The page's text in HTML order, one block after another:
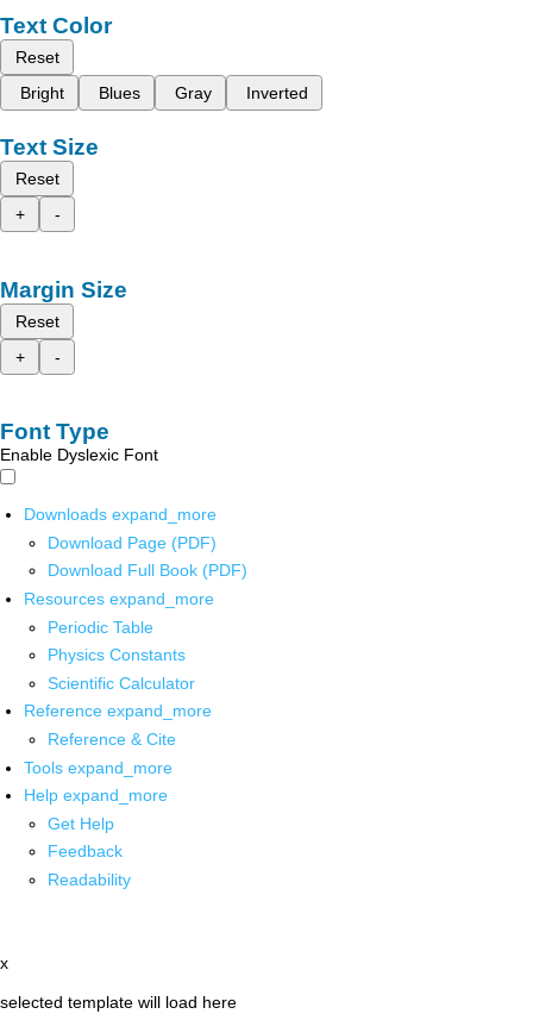
Text Color
Reset
Bright
Blues Gray Inverted
Text Size
Reset
+
-
Margin Size
Reset
+
-
Font Type
Enable Dyslexic Font
Downloads expand_more
Download Page (PDF)
Download Full Book (PDF)
Resources expand_more
Periodic Table
Physics Constants
Scientific Calculator
Reference expand_more
Reference & Cite
Tools expand_more
Help expand_more
Get Help
Feedback
Readability
x
selected template will load here